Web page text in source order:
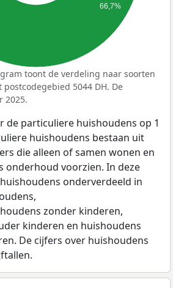
66,7%
toont de verdeling naar soorten
5044 DH. De
2025.
de particuliere huishoudens op 1
huishoudens bestaan uit
die alleen of samen wonen en
onderhoud voorzien. In deze
onderverdeeld in
zonder kinderen,
kinderen en huishoudens
De cijfers over huishoudens